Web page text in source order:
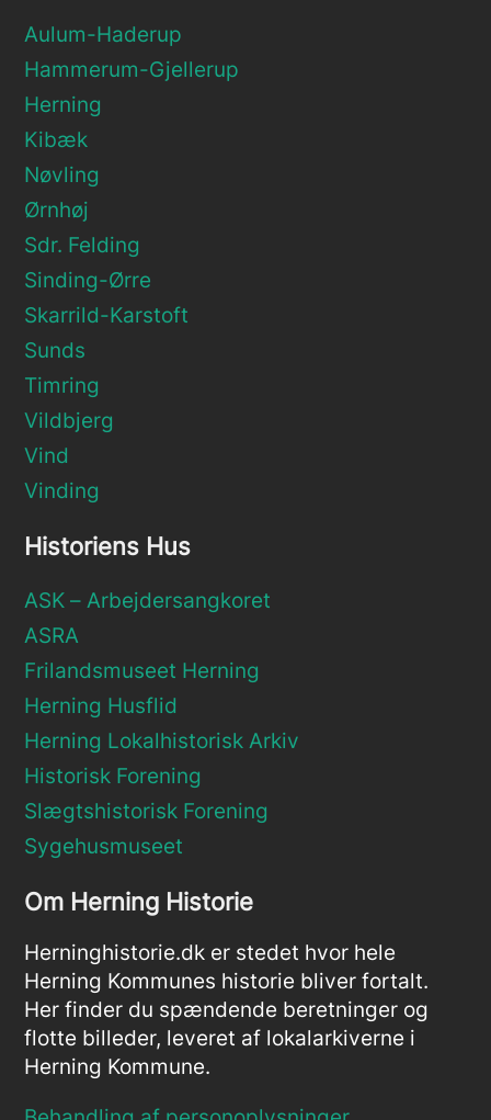
Aulum-Haderup
Hammerum-Gjellerup
Herning
Kibæk
Nøvling
Ørnhøj
Sdr. Felding
Sinding-Ørre
Skarrild-Karstoft
Sunds
Timring
Vildbjerg
Vind
Vinding
Historiens Hus
ASK – Arbejdersangkoret
ASRA
Frilandsmuseet Herning
Herning Husflid
Herning Lokalhistorisk Arkiv
Historisk Forening
Slægtshistorisk Forening
Sygehusmuseet
Om Herning Historie
Herninghistorie.dk er stedet hvor hele
Herning Kommunes historie bliver fortalt.
Her finder du spændende beretninger og
flotte billeder, leveret af lokalarkiverne i
Herning Kommune.